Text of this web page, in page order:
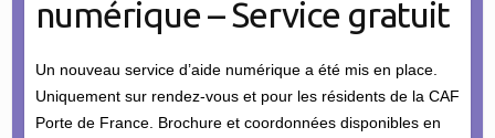
numérique – Service gratuit
Un nouveau service d’aide numérique a été mis en place.
Uniquement sur rendez-vous et pour les résidents de la CAF
Porte de France. Brochure et coordonnées disponibles en